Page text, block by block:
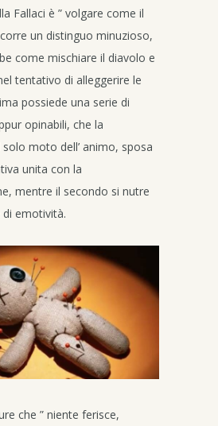
Fallaci è ” volgare come il
un distinguo minuzioso,
come mischiare il diavolo e
tentativo di alleggerire le
possiede una serie di
opinabili, che la
moto dell’ animo, sposa
unita con la
mentre il secondo si nutre
di emotività.
che ” niente ferisce,